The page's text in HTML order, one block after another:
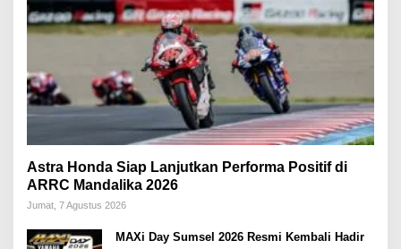
Astra Honda Siap Lanjutkan Performa Positif di
ARRC Mandalika 2026
Jumat, 7 Agustus 2026
MAXi Day Sumsel 2026 Resmi Kembali Hadir